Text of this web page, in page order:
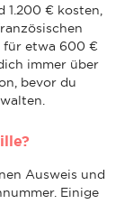
€ kosten,
für etwa 600 €
immer über
bevor du
Ausweis und
Einige